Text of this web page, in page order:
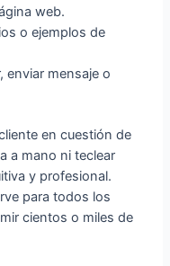
web.
o ejemplos de
enviar mensaje o
en cuestión de
a mano ni teclear
y profesional.
para todos los
cientos o miles de